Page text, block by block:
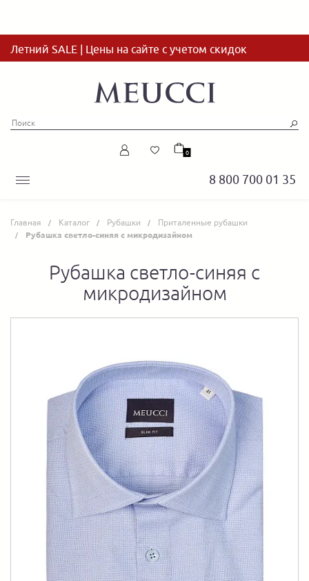
Летний SALE | Цены на сайте с учетом скидок
8 800 700 01 35
0
Главная Каталог Рубашки Приталенные рубашки
Рубашка светло-синяя с микродизайном
Рубашка светло-синяя с
микродизайном